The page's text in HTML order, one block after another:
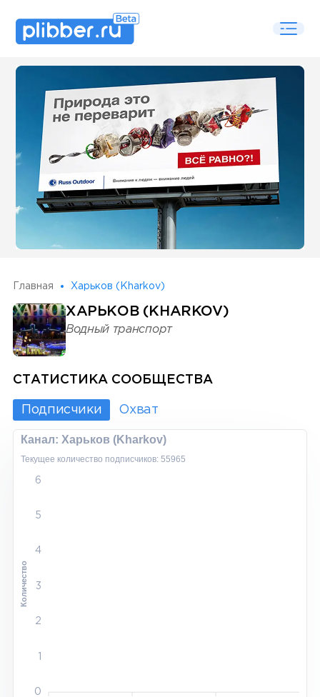
Some SEO Title
Главная Харьков (Kharkov)
ХАРЬКОВ (KHARKOV)
Водный транспорт
СТАТИСТИКА СООБЩЕСТВА
Подписчики Охват
Канал: Харьков (Kharkov)
Текущее количество подписчиков: 55965
6
5
4
3
2
1
0
Количество